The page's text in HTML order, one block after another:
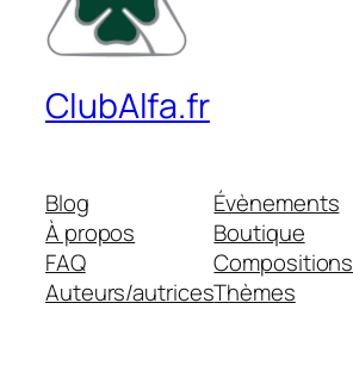
ClubAlfa.fr
Blog
À propos
FAQ
Auteurs/autrices
Évènements
Boutique
Compositions
Thèmes